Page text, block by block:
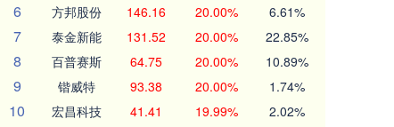
6 方邦股份 146.16 20.00% 6.61%
7 泰金新能 131.52 20.00% 22.85%
8 百普赛斯 64.75 20.00% 10.89%
9 锴威特 93.38 20.00% 1.74%
10 宏昌科技 41.41 19.99% 2.02%